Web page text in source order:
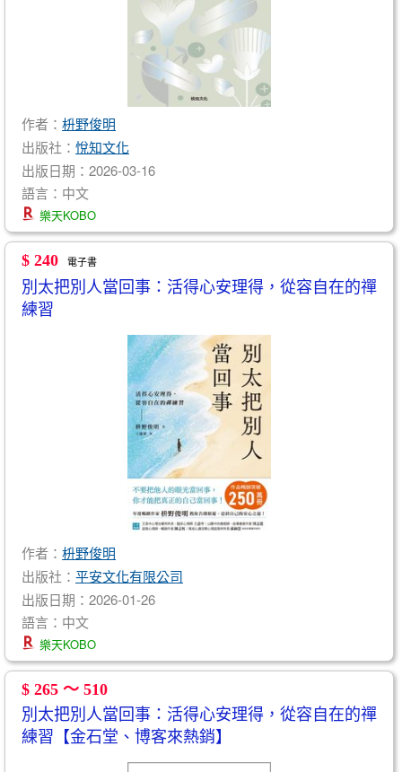
作者： 枡野俊明
出版社： 悅知文化
出版日期：2026-03-16
語言：中文
樂天KOBO
$ 240 電子書
別太把別人當回事：活得心安理得，從容自在的禪
練習
作者： 枡野俊明
出版社： 平安文化有限公司
出版日期：2026-01-26
語言：中文
樂天KOBO
$ 265 ～ 510
別太把別人當回事：活得心安理得，從容自在的禪
練習【金石堂、博客來熱銷】